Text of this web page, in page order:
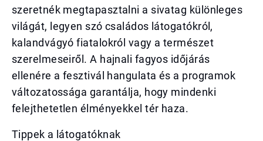
szeretnék megtapasztalni a sivatag különleges
világát, legyen szó családos látogatókról,
kalandvágyó fiatalokról vagy a természet
szerelmeseiről. A hajnali fagyos időjárás
ellenére a fesztivál hangulata és a programok
változatossága garantálja, hogy mindenki
felejthetetlen élményekkel tér haza.
Tippek a látogatóknak